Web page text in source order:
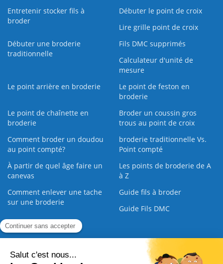
Entretenir stocker fils à
broder
Débuter le point de croix
Lire grille point de croix
Débuter une broderie
traditionnelle
Fils DMC supprimés
Calculateur d'unité de
mesure
Le point arrière en broderie
Le point de feston en
broderie
Le point de chaînette en
broderie
Broder un coussin gros
trous au point de croix
Comment broder un doudou
au point compté?
broderie traditionnelle Vs.
Point compté
À partir de quel âge faire un
canevas
Les points de broderie de A
à Z
Comment enlever une tache
sur une broderie
Guide fils à broder
Guide Fils DMC
Guide de la Broderie